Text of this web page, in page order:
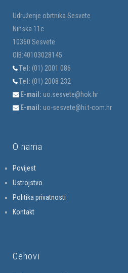
Udruženje obrtnika Sesvete
Ninska 11c
10360 Sesvete
OIB:40103028145
Tel: (01) 2001 086
Tel: (01) 2008 232
E-mail: uo.sesvete@hok.hr
E-mail: uo-sesvete@hi.t-com.hr
O nama
Povijest
Ustrojstvo
Politika privatnosti
Kontakt
Cehovi